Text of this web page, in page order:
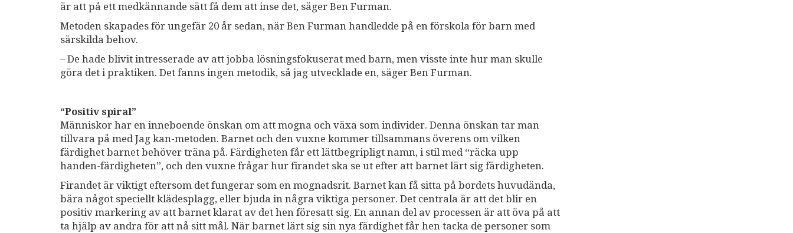
är att på ett medkännande sätt få dem att inse det, säger Ben Furman.
Metoden skapades för ungefär 20 år sedan, när Ben Furman handledde på en förskola för barn med
särskilda behov.
– De hade blivit intresserade av att jobba lösningsfokuserat med barn, men visste inte hur man skulle
göra det i praktiken. Det fanns ingen metodik, så jag utvecklade en, säger Ben Furman.
“Positiv spiral”
Människor har en inneboende önskan om att mogna och växa som individer. Denna önskan tar man
tillvara på med Jag kan-metoden. Barnet och den vuxne kommer tillsammans överens om vilken
färdighet barnet behöver träna på. Färdigheten får ett lättbegripligt namn, i stil med “räcka upp
handen-färdigheten”, och den vuxne frågar hur firandet ska se ut efter att barnet lärt sig färdigheten.
Firandet är viktigt eftersom det fungerar som en mognadsrit. Barnet kan få sitta på bordets huvudända,
bära något speciellt klädesplagg, eller bjuda in några viktiga personer. Det centrala är att det blir en
positiv markering av att barnet klarat av det hen föresatt sig. En annan del av processen är att öva på att
ta hjälp av andra för att nå sitt mål. När barnet lärt sig sin nya färdighet får hen tacka de personer som